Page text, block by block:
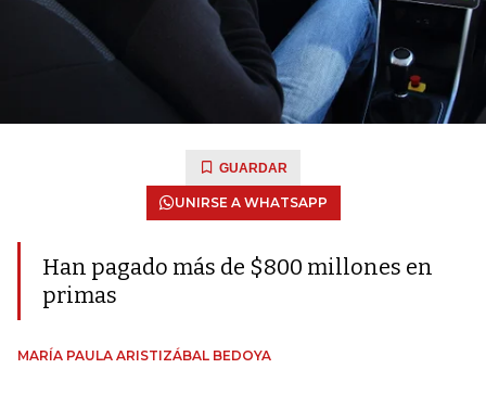
GUARDAR
UNIRSE A WHATSAPP
Han pagado más de $800 millones en
primas
MARÍA PAULA ARISTIZÁBAL BEDOYA